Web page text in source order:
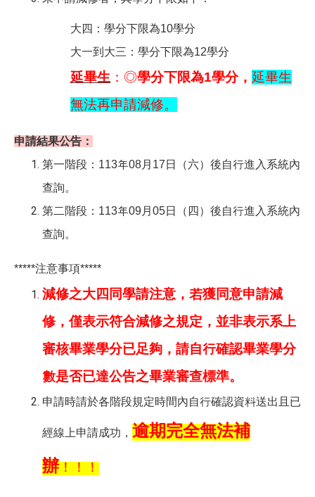
大四：學分下限為10學分
大一到大三：學分下限為12學分
延畢生 ：◎學分下限為1學分， 延畢生
無法再申請減修。
申請結果公告：
第一階段：113年08月17日（六）後自行進入系統內
查詢。
第二階段：113年09月05日（四）後自行進入系統內
查詢。
*****注意事項*****
減修之大四同學請注意，若獲同意申請減
修，僅表示符合減修之規定，並非表示系上
審核畢業學分已足夠，請自行確認畢業學分
數是否已達公告之畢業審查標準。
申請時請於各階段規定時間內自行確認資料送出且已
經線上申請成功， 逾期完全無法補
辦 ！！！